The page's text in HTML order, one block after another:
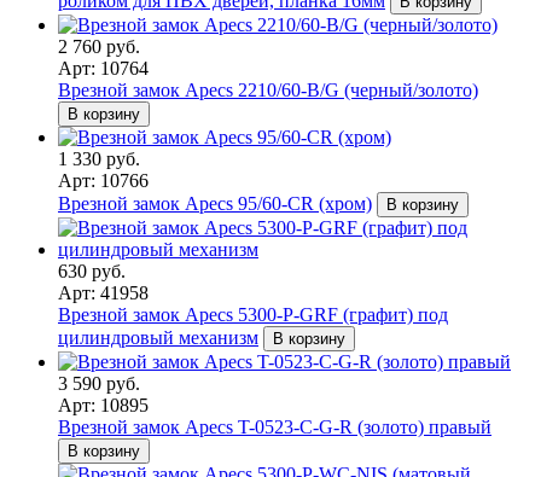
2 760 руб.
Арт: 10764
Врезной замок Apecs 2210/60-B/G (черный/золото)
В корзину
1 330 руб.
Арт: 10766
Врезной замок Apecs 95/60-CR (хром)
В корзину
630 руб.
Арт: 41958
Врезной замок Apecs 5300-P-GRF (графит) под
цилиндровый механизм
В корзину
3 590 руб.
Арт: 10895
Врезной замок Apecs T-0523-C-G-R (золото) правый
В корзину